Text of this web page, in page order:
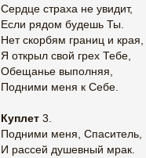
Сердце страха не увидит,
Если рядом будешь Ты.
Нет скорбям границ и края,
Я открыл свой грех Тебе,
Обещанье выполняя,
Подними меня к Себе.
Куплет 3.
Подними меня, Спаситель,
И рассей душевный мрак.